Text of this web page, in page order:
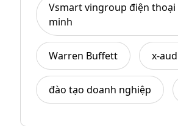
Vsmart vingroup điện
minh
Warren Buffett x-
đào tạo doanh nghiệp